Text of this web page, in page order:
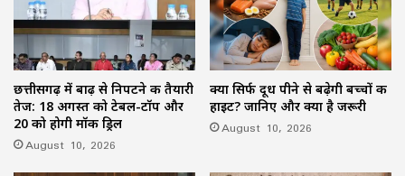
छत्तीसगढ़ में बाढ़ से निपटने की तैयारी
तेज: 18 अगस्त को टेबल-टॉप और
20 को होगी मॉक ड्रिल
August 10, 2026
क्या सिर्फ दूध पीने से बढ़ेगी बच्चों की
हाइट? जानिए और क्या है जरूरी
August 10, 2026